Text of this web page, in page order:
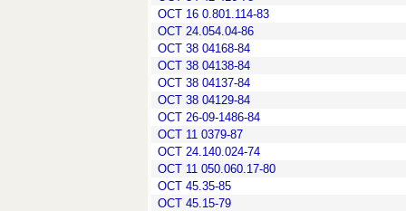
ОСТ 16 0.801.114-83
ОСТ 24.054.04-86
ОСТ 38 04168-84
ОСТ 38 04138-84
ОСТ 38 04137-84
ОСТ 38 04129-84
ОСТ 26-09-1486-84
ОСТ 11 0379-87
ОСТ 24.140.024-74
ОСТ 11 050.060.17-80
ОСТ 45.35-85
ОСТ 45.15-79